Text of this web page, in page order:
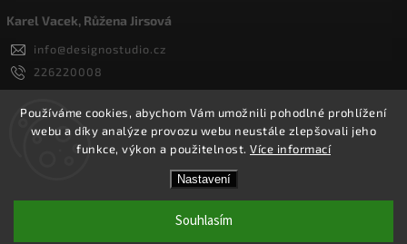
Používáme cookies, abychom Vám umožnili pohodlné prohlížení
webu a díky analýze provozu webu neustále zlepšovali jeho
funkce, výkon a použitelnost. Více informací
Nastavení
Souhlasím
Karel Vacek, Růžena Jirsová
info@designostudio.cz
226220008
605334326, 732232010
Designoshop
designoshop
Designoshop. Všechna práva vyhrazena.